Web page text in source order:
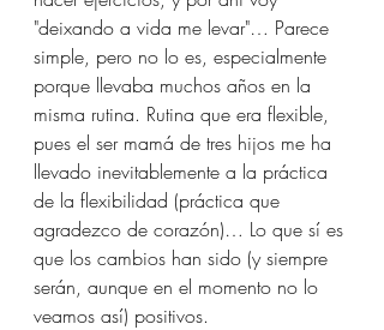
"deixando a vida me levar"… Parece
simple, pero no lo es, especialmente
porque llevaba muchos años en la
misma rutina. Rutina que era flexible,
pues el ser mamá de tres hijos me ha
llevado inevitablemente a la práctica
de la flexibilidad (práctica que
agradezco de corazón)… Lo que sí es
que los cambios han sido (y siempre
serán, aunque en el momento no lo
veamos así) positivos.